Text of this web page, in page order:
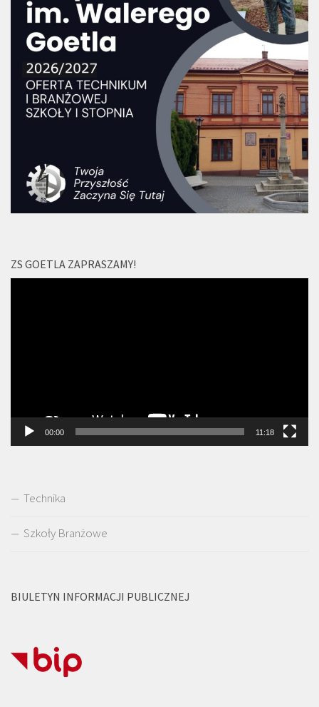
ZS GOETLA ZAPRASZAMY!
00:00 11:18
Technika
Szkoły Branżowe
BIULETYN INFORMACJI PUBLICZNEJ